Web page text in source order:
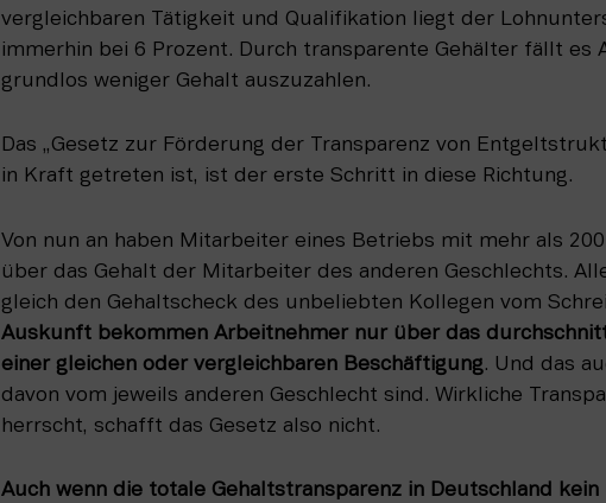
vergleichbaren Tätigkeit und Qualifikation liegt der
immerhin bei 6 Prozent. Durch transparente Gehälter fällt es
grundlos weniger Gehalt auszuzahlen.
Das „Gesetz zur Förderung der Transparenz von
in Kraft getreten ist, ist der erste Schritt in diese Richtung.
Von nun an haben Mitarbeiter eines Betriebs mit mehr als
über das Gehalt der Mitarbeiter des anderen Geschlechts.
Auskunft bekommen Arbeitnehmer nur über das
einer gleichen oder vergleichbaren Beschäftigung. Und das
davon vom jeweils anderen Geschlecht sind. Wirkliche
herrscht, schafft das Gesetz also nicht.
Auch wenn die totale Gehaltstransparenz in Deutschland